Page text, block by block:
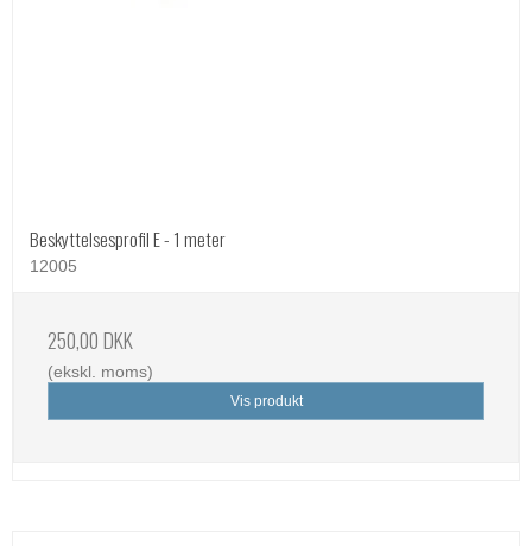
Beskyttelsesprofil E - 1 meter
12005
250,00 DKK
(ekskl. moms)
Vis produkt